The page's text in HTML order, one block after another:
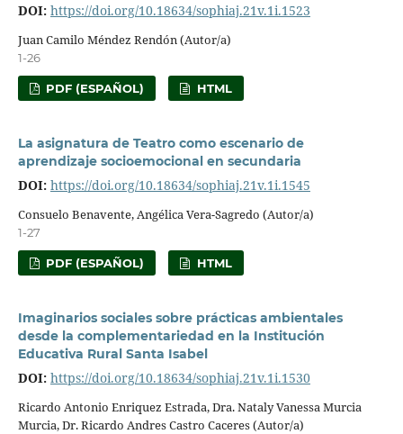
DOI: https://doi.org/10.18634/sophiaj.21v.1i.1523
Juan Camilo Méndez Rendón (Autor/a)
1-26
PDF (ESPAÑOL) HTML
La asignatura de Teatro como escenario de
aprendizaje socioemocional en secundaria
DOI: https://doi.org/10.18634/sophiaj.21v.1i.1545
Consuelo Benavente, Angélica Vera-Sagredo (Autor/a)
1-27
PDF (ESPAÑOL) HTML
Imaginarios sociales sobre prácticas ambientales
desde la complementariedad en la Institución
Educativa Rural Santa Isabel
DOI: https://doi.org/10.18634/sophiaj.21v.1i.1530
Ricardo Antonio Enriquez Estrada, Dra. Nataly Vanessa Murcia
Murcia, Dr. Ricardo Andres Castro Caceres (Autor/a)